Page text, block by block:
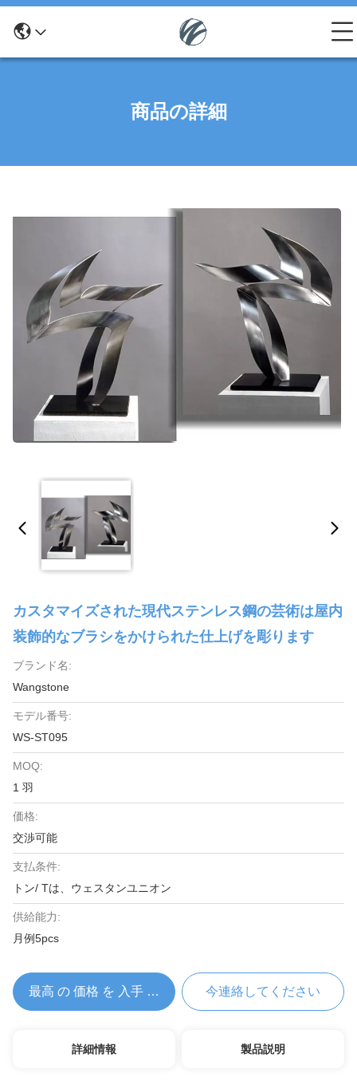
商品の詳細
カスタマイズされた現代ステンレス鋼の芸術は屋内
装飾的なブラシをかけられた仕上げを彫ります
ブランド名:
Wangstone
モデル番号:
WS-ST095
MOQ:
1 羽
価格:
交渉可能
支払条件:
トン/ Tは、ウェスタンユニオン
供給能力:
月例5pcs
最高 の 価格 を 入手 する 今連絡してください
詳細情報 製品説明